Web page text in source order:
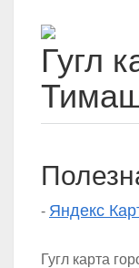
Гугл
- Яндекс
Гугл карта